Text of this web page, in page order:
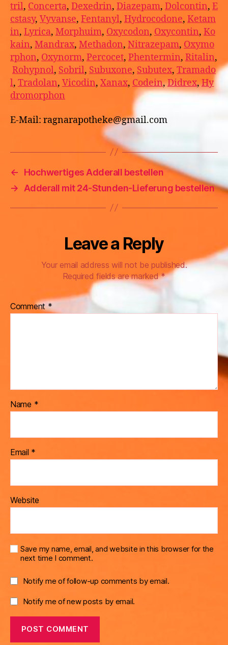
tril, Concerta, Dexedrin, Diazepam, Dolcontin, E
cstasy, Vyvanse, Fentanyl, Hydrocodone, Ketam
in, Lyrica, Morphuim, Oxycodon, Oxycontin, Ko
kain, Mandrax, Methadon, Nitrazepam, Oxymo
rphon, Oxynorm, Percocet, Phentermin, Ritalin,
Rohypnol, Sobril, Subuxone, Subutex, Tramado
l, Tradolan, Vicodin, Xanax, Codein,Didrex,Hy
dromorphon
E-Mail: ragnarapotheke@gmail.com
←
Hochwertiges Adderall bestellen
→
Adderall mit 24-Stunden-Lieferung bestellen
Leave a Reply
Your email address will not be published.
Required fields are marked*
Comment*
Name *
Email *
Website
Save my name, email, and website in this browser for the
next time I comment.
Notify me of follow-up comments by email.
Notify me of new posts by email.